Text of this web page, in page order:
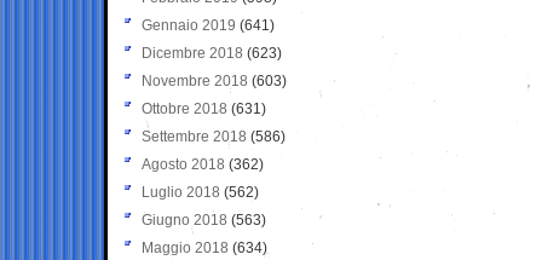
Gennaio 2019 (641)
Dicembre 2018 (623)
Novembre 2018 (603)
Ottobre 2018 (631)
Settembre 2018 (586)
Agosto 2018 (362)
Luglio 2018 (562)
Giugno 2018 (563)
Maggio 2018 (634)